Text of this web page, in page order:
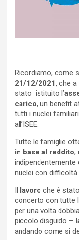
Ricordiamo, come
21/12/2021, che a
stato istituito l’
carico, un benefit
tutti i nuclei
all’ISEE.
Tutte le famiglie
in base al reddito,
indipendentemente
nuclei con difficoltà
Il lavoro che è
concerto con tutte
per una volta
piccolo disguido –
andando come si